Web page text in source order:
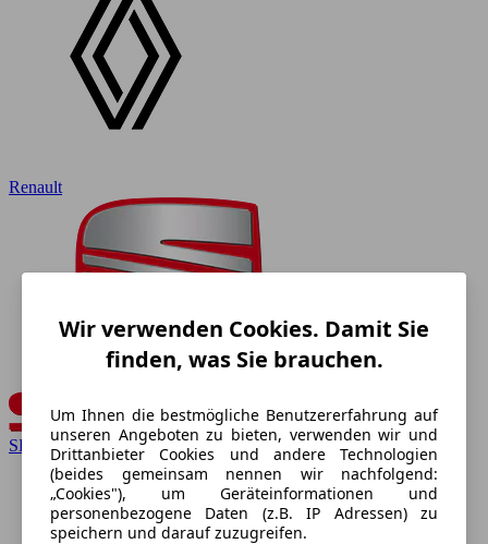
Renault
SEAT
Wir verwenden Cookies. Damit Sie
finden, was Sie brauchen.
Um Ihnen die bestmögliche Benutzererfahrung auf
unseren Angeboten zu bieten, verwenden wir und
Drittanbieter Cookies und andere Technologien
(beides gemeinsam nennen wir nachfolgend:
„Cookies"), um Geräteinformationen und
personenbezogene Daten (z.B. IP Adressen) zu
speichern und darauf zuzugreifen.